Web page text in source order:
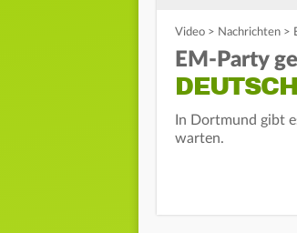
Video > Nachrichten >
EM-Party
In Dortmund gibt
warten.